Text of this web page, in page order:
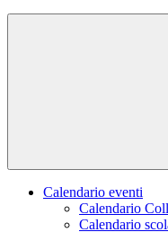
Calendario eventi
Calendario
Calendario